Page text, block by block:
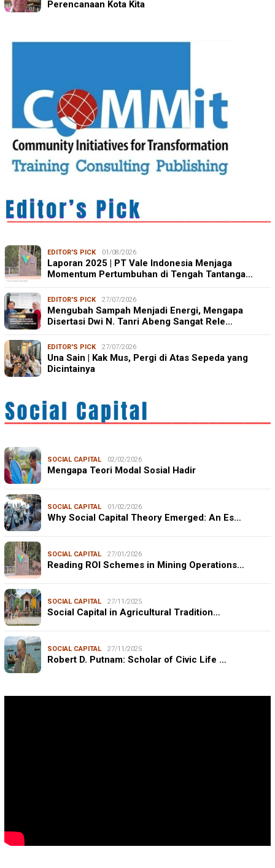
Perencanaan Kota Kita
EDITOR'S PICK 01/08/2026
Laporan 2025 | PT Vale Indonesia Menjaga
Momentum Pertumbuhan di Tengah Tantanga…
EDITOR'S PICK 27/07/2026
Mengubah Sampah Menjadi Energi, Mengapa
Disertasi Dwi N. Tanri Abeng Sangat Rele…
EDITOR'S PICK 27/07/2026
Una Sain | Kak Mus, Pergi di Atas Sepeda yang
Dicintainya
SOCIAL CAPITAL 02/02/2026
Mengapa Teori Modal Sosial Hadir
SOCIAL CAPITAL 01/02/2026
Why Social Capital Theory Emerged: An Es…
SOCIAL CAPITAL 27/01/2026
Reading ROI Schemes in Mining Operations…
SOCIAL CAPITAL 27/11/2025
Social Capital in Agricultural Tradition…
SOCIAL CAPITAL 27/11/2025
Robert D. Putnam: Scholar of Civic Life …